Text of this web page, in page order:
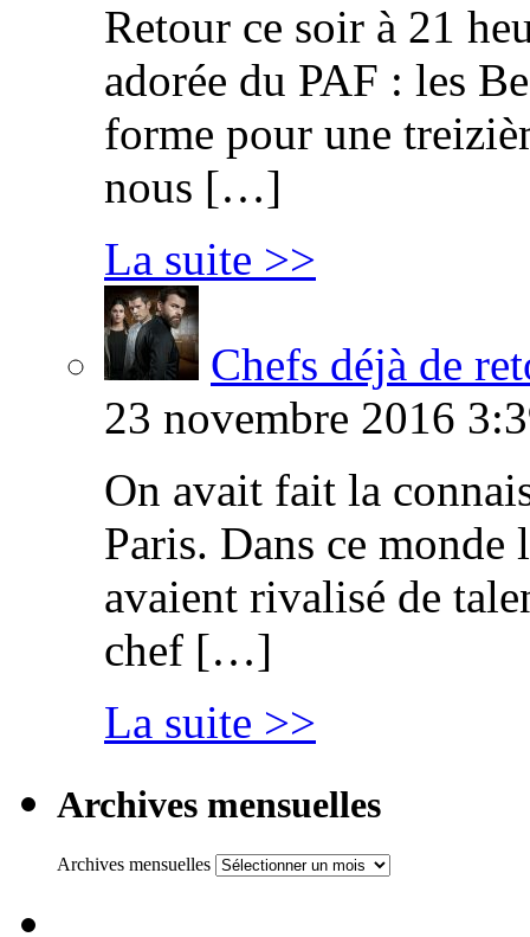
Retour ce soir à 21
adorée du PAF : les
forme pour une
nous […]
La suite >>
Chefs déjà de
23 novembre 2016
On avait fait la
Paris. Dans ce
avaient rivalisé de
chef […]
La suite >>
Archives mensuelles
Archives mensuelles